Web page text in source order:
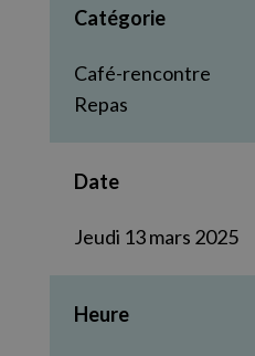
Catégorie
Café-rencontre
Repas
Date
Jeudi 13 mars 2025
Heure